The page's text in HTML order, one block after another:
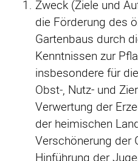
Zweck (Ziele und
die Förderung des
Gartenbaus durch
Kenntnissen zur
insbesondere für
Obst‑, Nutz- und
Verwertung der
der heimischen
Verschönerung der
Hinführung der